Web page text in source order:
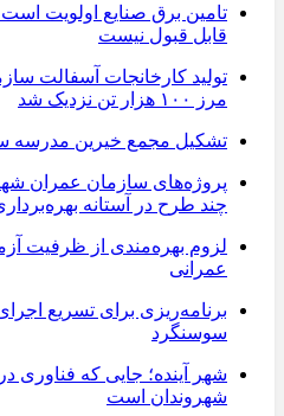
تامین برق صنایع اولویت
قابل قبول نیست
تولید کارخانجات آسفالت
مرز ۱۰۰ هزار تن نزدیک شد
تشکیل مجمع خیرین مدرسه
پروژه‌های سازمان عمران
چند طرح در آستانه
لزوم بهره‌مندی از ظرفیت
عمرانی
برنامه‌ریزی برای تسریع
سوسنگرد
شهر آینده؛ جایی که
شهروندان است